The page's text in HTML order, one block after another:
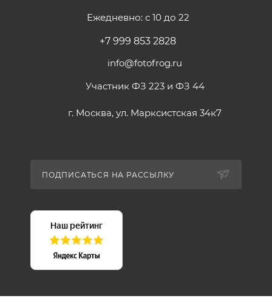
Ежедневно: с 10 до 22
+7 999 853 2828
info@fotofrog.ru
Участник ФЗ 223 и ФЗ 44
г. Москва, ул. Марксистская 34к7
ПОДПИСАТЬСЯ НА РАССЫЛКУ